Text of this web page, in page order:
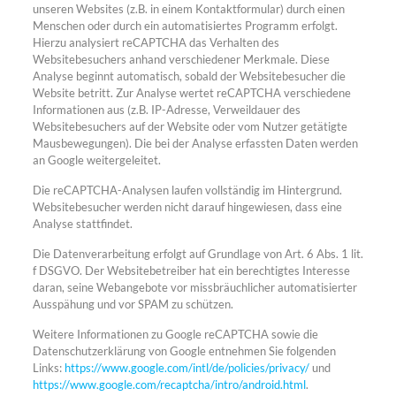
unseren Websites (z.B. in einem Kontaktformular) durch einen
Menschen oder durch ein automatisiertes Programm erfolgt.
Hierzu analysiert reCAPTCHA das Verhalten des
Websitebesuchers anhand verschiedener Merkmale. Diese
Analyse beginnt automatisch, sobald der Websitebesucher die
Website betritt. Zur Analyse wertet reCAPTCHA verschiedene
Informationen aus (z.B. IP-Adresse, Verweildauer des
Websitebesuchers auf der Website oder vom Nutzer getätigte
Mausbewegungen). Die bei der Analyse erfassten Daten werden
an Google weitergeleitet.
Die reCAPTCHA-Analysen laufen vollständig im Hintergrund.
Websitebesucher werden nicht darauf hingewiesen, dass eine
Analyse stattfindet.
Die Datenverarbeitung erfolgt auf Grundlage von Art. 6 Abs. 1 lit.
f DSGVO. Der Websitebetreiber hat ein berechtigtes Interesse
daran, seine Webangebote vor missbräuchlicher automatisierter
Ausspähung und vor SPAM zu schützen.
Weitere Informationen zu Google reCAPTCHA sowie die
Datenschutzerklärung von Google entnehmen Sie folgenden
Links: https://www.google.com/intl/de/policies/privacy/und
https://www.google.com/recaptcha/intro/android.html.